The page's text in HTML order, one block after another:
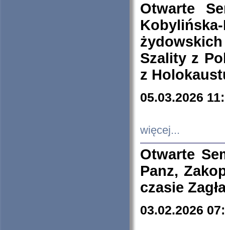
Otwarte
Szality z
z
05.03.2026
więcej...
Otwarte
Panz,
czasie
03.02.2026